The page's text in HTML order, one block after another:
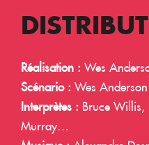
Réalisation : Wes
Scénario : Wes
Interprètes : Bruce Willis,
Murray…